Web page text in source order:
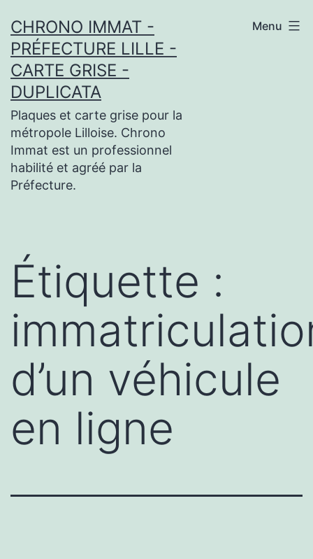
au
contenu
CHRONO IMMAT -
PRÉFECTURE LILLE -
CARTE GRISE -
DUPLICATA
Plaques et carte grise pour la
métropole Lilloise. Chrono
Immat est un professionnel
habilité et agréé par la
Préfecture.
Menu
Étiquette :
d’un véhicule
en ligne